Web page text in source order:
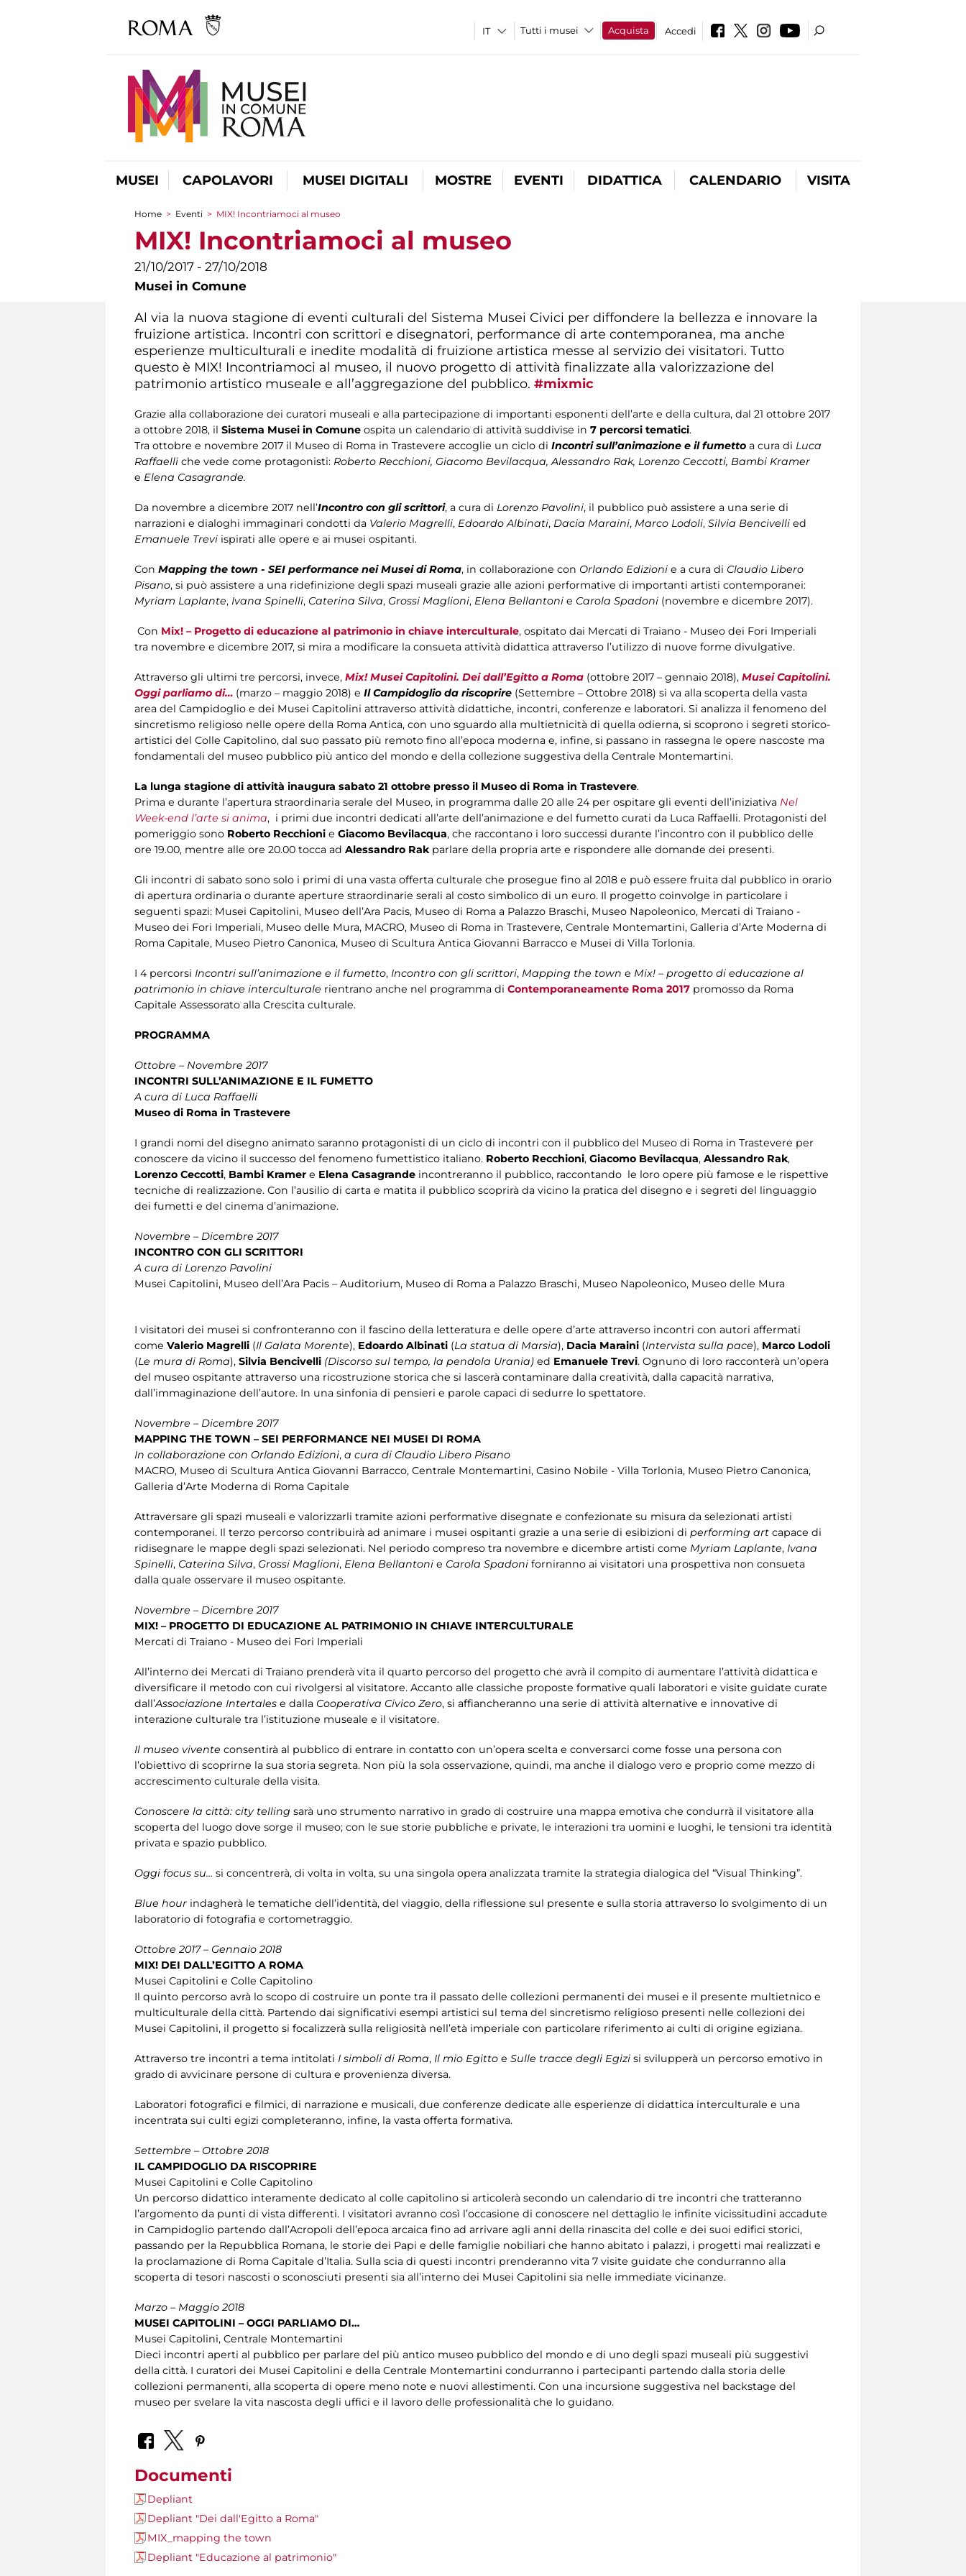
Tutti i musei Acquista Accedi
MUSEI CAPOLAVORI MUSEI DIGITALI MOSTRE EVENTI DIDATTICA CALENDARIO VISITA
Tu sei qui
Home > Eventi > MIX! Incontriamoci al museo
MIX! Incontriamoci al museo
21/10/2017 - 27/10/2018
Musei in Comune
Al via la nuova stagione di eventi culturali del Sistema Musei Civici per diffondere la bellezza e innovare la
fruizione artistica. Incontri con scrittori e disegnatori, performance di arte contemporanea, ma anche
esperienze multiculturali e inedite modalità di fruizione artistica messe al servizio dei visitatori. Tutto
questo è MIX! Incontriamoci al museo, il nuovo progetto di attività finalizzate alla valorizzazione del
patrimonio artistico museale e all’aggregazione del pubblico. #mixmic
Grazie alla collaborazione dei curatori museali e alla partecipazione di importanti esponenti dell’arte e della cultura, dal 21 ottobre 2017
a ottobre 2018, il Sistema Musei in Comune ospita un calendario di attività suddivise in 7 percorsi tematici.
Tra ottobre e novembre 2017 il Museo di Roma in Trastevere accoglie un ciclo di Incontri sull’animazione e il fumetto a cura di Luca
Raffaelli che vede come protagonisti: Roberto Recchioni, Giacomo Bevilacqua, Alessandro Rak, Lorenzo Ceccotti, Bambi Kramer
e Elena Casagrande.
Da novembre a dicembre 2017 nell’Incontro con gli scrittori, a cura di Lorenzo Pavolini, il pubblico può assistere a una serie di
narrazioni e dialoghi immaginari condotti da Valerio Magrelli, Edoardo Albinati, Dacia Maraini, Marco Lodoli, Silvia Bencivelli ed
Emanuele Trevi ispirati alle opere e ai musei ospitanti.
Con Mapping the town - SEI performance nei Musei di Roma, in collaborazione con Orlando Edizioni e a cura di Claudio Libero
Pisano, si può assistere a una ridefinizione degli spazi museali grazie alle azioni performative di importanti artisti contemporanei:
Myriam Laplante, Ivana Spinelli, Caterina Silva, Grossi Maglioni, Elena Bellantoni e Carola Spadoni (novembre e dicembre 2017).
Con Mix! – Progetto di educazione al patrimonio in chiave interculturale, ospitato dai Mercati di Traiano - Museo dei Fori Imperiali
tra novembre e dicembre 2017, si mira a modificare la consueta attività didattica attraverso l’utilizzo di nuove forme divulgative.
Attraverso gli ultimi tre percorsi, invece, Mix! Musei Capitolini. Dei dall’Egitto a Roma (ottobre 2017 – gennaio 2018), Musei Capitolini.
Oggi parliamo di… (marzo – maggio 2018) e Il Campidoglio da riscoprire (Settembre – Ottobre 2018) si va alla scoperta della vasta
area del Campidoglio e dei Musei Capitolini attraverso attività didattiche, incontri, conferenze e laboratori. Si analizza il fenomeno del
sincretismo religioso nelle opere della Roma Antica, con uno sguardo alla multietnicità di quella odierna, si scoprono i segreti storico-
artistici del Colle Capitolino, dal suo passato più remoto fino all’epoca moderna e, infine, si passano in rassegna le opere nascoste ma
fondamentali del museo pubblico più antico del mondo e della collezione suggestiva della Centrale Montemartini.
La lunga stagione di attività inaugura sabato 21 ottobre presso il Museo di Roma in Trastevere.
Prima e durante l’apertura straordinaria serale del Museo, in programma dalle 20 alle 24 per ospitare gli eventi dell’iniziativa Nel
Week-end l’arte si anima, i primi due incontri dedicati all’arte dell’animazione e del fumetto curati da Luca Raffaelli. Protagonisti del
pomeriggio sono Roberto Recchioni e Giacomo Bevilacqua, che raccontano i loro successi durante l’incontro con il pubblico delle
ore 19.00, mentre alle ore 20.00 tocca ad Alessandro Rakparlare della propria arte e rispondere alle domande dei presenti.
Gli incontri di sabato sono solo i primi di una vasta offerta culturale che prosegue fino al 2018 e può essere fruita dal pubblico in orario
di apertura ordinaria o durante aperture straordinarie serali al costo simbolico di un euro. Il progetto coinvolge in particolare i
seguenti spazi: Musei Capitolini, Museo dell’Ara Pacis, Museo di Roma a Palazzo Braschi, Museo Napoleonico, Mercati di Traiano -
Museo dei Fori Imperiali, Museo delle Mura, MACRO, Museo di Roma in Trastevere, Centrale Montemartini, Galleria d’Arte Moderna di
Roma Capitale, Museo Pietro Canonica, Museo di Scultura Antica Giovanni Barracco e Musei di Villa Torlonia.
I 4 percorsi Incontri sull’animazione e il fumetto, Incontro con gli scrittori, Mapping the town e Mix! – progetto di educazione al
patrimonio in chiave interculturale rientrano anche nel programma di Contemporaneamente Roma 2017 promosso da Roma
Capitale Assessorato alla Crescita culturale.
PROGRAMMA
Ottobre – Novembre 2017
INCONTRI SULL’ANIMAZIONE E IL FUMETTO
A cura di Luca Raffaelli
Museo di Roma in Trastevere
I grandi nomi del disegno animato saranno protagonisti di un ciclo di incontri con il pubblico del Museo di Roma in Trastevere per
conoscere da vicino il successo del fenomeno fumettistico italiano. Roberto Recchioni, Giacomo Bevilacqua, Alessandro Rak,
Lorenzo Ceccotti, Bambi Kramer e Elena Casagrande incontreranno il pubblico, raccontando le loro opere più famose e le rispettive
tecniche di realizzazione. Con l’ausilio di carta e matita il pubblico scoprirà da vicino la pratica del disegno e i segreti del linguaggio
dei fumetti e del cinema d’animazione.
Novembre – Dicembre 2017
INCONTRO CON GLI SCRITTORI
A cura di Lorenzo Pavolini
Musei Capitolini, Museo dell’Ara Pacis – Auditorium, Museo di Roma a Palazzo Braschi, Museo Napoleonico, Museo delle Mura
I visitatori dei musei si confronteranno con il fascino della letteratura e delle opere d’arte attraverso incontri con autori affermati
come Valerio Magrelli (Il Galata Morente), Edoardo Albinati (La statua di Marsia), Dacia Maraini (Intervista sulla pace), Marco Lodoli
(Le mura di Roma), Silvia Bencivelli (Discorso sul tempo, la pendola Urania) ed Emanuele Trevi. Ognuno di loro racconterà un’opera
del museo ospitante attraverso una ricostruzione storica che si lascerà contaminare dalla creatività, dalla capacità narrativa,
dall’immaginazione dell’autore. In una sinfonia di pensieri e parole capaci di sedurre lo spettatore.
Novembre – Dicembre 2017
MAPPING THE TOWN – SEI PERFORMANCE NEI MUSEI DI ROMA
In collaborazione con Orlando Edizioni, a cura di Claudio Libero Pisano
MACRO, Museo di Scultura Antica Giovanni Barracco, Centrale Montemartini, Casino Nobile - Villa Torlonia, Museo Pietro Canonica,
Galleria d’Arte Moderna di Roma Capitale
Attraversare gli spazi museali e valorizzarli tramite azioni performative disegnate e confezionate su misura da selezionati artisti
contemporanei. Il terzo percorso contribuirà ad animare i musei ospitanti grazie a una serie di esibizioni di performing art capace di
ridisegnare le mappe degli spazi selezionati. Nel periodo compreso tra novembre e dicembre artisti come Myriam Laplante, Ivana
Spinelli, Caterina Silva, Grossi Maglioni, Elena Bellantoni e Carola Spadoni forniranno ai visitatori una prospettiva non consueta
dalla quale osservare il museo ospitante.
Novembre – Dicembre 2017
MIX! – PROGETTO DI EDUCAZIONE AL PATRIMONIO IN CHIAVE INTERCULTURALE
Mercati di Traiano - Museo dei Fori Imperiali
All’interno dei Mercati di Traiano prenderà vita il quarto percorso del progetto che avrà il compito di aumentare l’attività didattica e
diversificare il metodo con cui rivolgersi al visitatore. Accanto alle classiche proposte formative quali laboratori e visite guidate curate
dall’Associazione Intertales e dalla Cooperativa Civico Zero, si affiancheranno una serie di attività alternative e innovative di
interazione culturale tra l’istituzione museale e il visitatore.
Il museo vivente consentirà al pubblico di entrare in contatto con un’opera scelta e conversarci come fosse una persona con
l’obiettivo di scoprirne la sua storia segreta. Non più la sola osservazione, quindi, ma anche il dialogo vero e proprio come mezzo di
accrescimento culturale della visita.
Conoscere la città: city telling sarà uno strumento narrativo in grado di costruire una mappa emotiva che condurrà il visitatore alla
scoperta del luogo dove sorge il museo; con le sue storie pubbliche e private, le interazioni tra uomini e luoghi, le tensioni tra identità
privata e spazio pubblico.
Oggi focus su… si concentrerà, di volta in volta, su una singola opera analizzata tramite la strategia dialogica del “Visual Thinking”.
Blue hour indagherà le tematiche dell’identità, del viaggio, della riflessione sul presente e sulla storia attraverso lo svolgimento di un
laboratorio di fotografia e cortometraggio.
Ottobre 2017 – Gennaio 2018
MIX! DEI DALL’EGITTO A ROMA
Musei Capitolini e Colle Capitolino
Il quinto percorso avrà lo scopo di costruire un ponte tra il passato delle collezioni permanenti dei musei e il presente multietnico e
multiculturale della città. Partendo dai significativi esempi artistici sul tema del sincretismo religioso presenti nelle collezioni dei
Musei Capitolini, il progetto si focalizzerà sulla religiosità nell’età imperiale con particolare riferimento ai culti di origine egiziana.
Attraverso tre incontri a tema intitolati I simboli di Roma, Il mio Egitto e Sulle tracce degli Egizi si svilupperà un percorso emotivo in
grado di avvicinare persone di cultura e provenienza diversa.
Laboratori fotografici e filmici, di narrazione e musicali, due conferenze dedicate alle esperienze di didattica interculturale e una
incentrata sui culti egizi completeranno, infine, la vasta offerta formativa.
Settembre – Ottobre 2018
IL CAMPIDOGLIO DA RISCOPRIRE
Musei Capitolini e Colle Capitolino
Un percorso didattico interamente dedicato al colle capitolino si articolerà secondo un calendario di tre incontri che tratteranno
l’argomento da punti di vista differenti. I visitatori avranno così l’occasione di conoscere nel dettaglio le infinite vicissitudini accadute
in Campidoglio partendo dall’Acropoli dell’epoca arcaica fino ad arrivare agli anni della rinascita del colle e dei suoi edifici storici,
passando per la Repubblica Romana, le storie dei Papi e delle famiglie nobiliari che hanno abitato i palazzi, i progetti mai realizzati e
la proclamazione di Roma Capitale d’Italia. Sulla scia di questi incontri prenderanno vita 7 visite guidate che condurranno alla
scoperta di tesori nascosti o sconosciuti presenti sia all’interno dei Musei Capitolini sia nelle immediate vicinanze.
Marzo – Maggio 2018
MUSEI CAPITOLINI – OGGI PARLIAMO DI…
Musei Capitolini, Centrale Montemartini
Dieci incontri aperti al pubblico per parlare del più antico museo pubblico del mondo e di uno degli spazi museali più suggestivi
della città. I curatori dei Musei Capitolini e della Centrale Montemartini condurranno i partecipanti partendo dalla storia delle
collezioni permanenti, alla scoperta di opere meno note e nuovi allestimenti. Con una incursione suggestiva nel backstage del
museo per svelare la vita nascosta degli uffici e il lavoro delle professionalità che lo guidano.
Documenti
Depliant
Depliant "Dei dall'Egitto a Roma"
MIX_mapping the town
Depliant "Educazione al patrimonio"